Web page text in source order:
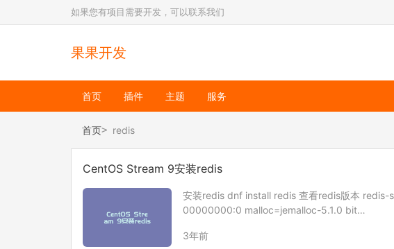
如果您有项目需要开发，可以联系我们
果果开发
首页 插件 主题 服务
首页 redis
CentOS Stream 9安装redis
安装redis dnf install redis 查看redis版本
00000000:0 malloc=jemalloc-5.1.0 bit…
3年前